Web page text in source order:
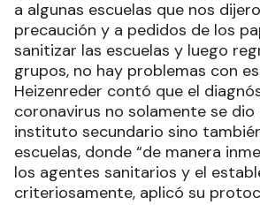
a algunas escuelas que nos
precaución y a pedidos de los
sanitizar las escuelas y luego
grupos, no hay problemas con
Heizenreder contó que el
coronavirus no solamente se dio
instituto secundario sino
escuelas, donde “de manera
los agentes sanitarios y el
criteriosamente, aplicó su